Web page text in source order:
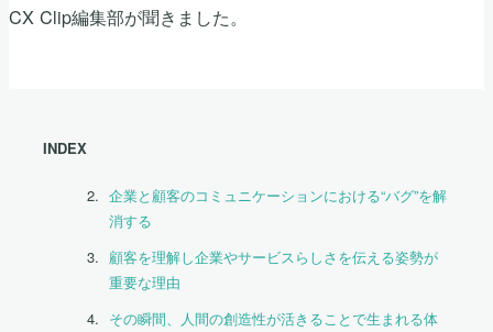
CX Clip編集部が聞きました。
INDEX
企業と顧客のコミュニケーションにおける“バグ”を解
消する
顧客を理解し企業やサービスらしさを伝える姿勢が
重要な理由
その瞬間、人間の創造性が活きることで生まれる体